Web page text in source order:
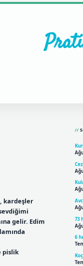
kardeşler
gelir. Edim
pislik
73
6